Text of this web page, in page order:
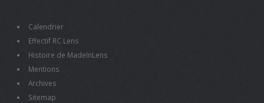
Calendrier
Effectif RC Lens
Histoire de MadeInLens
Mentions
Archives
Sitemap